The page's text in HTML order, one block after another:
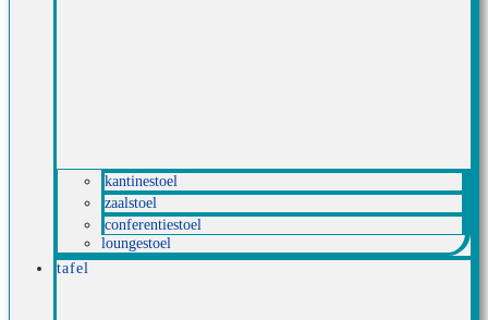
kantinestoel
zaalstoel
conferentiestoel
loungestoel
tafel